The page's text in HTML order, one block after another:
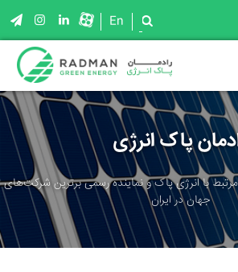
En
پاک انرژی
مرتبط با انرژی پاک و نماینده رسمی برترین شرکت‌های
جهان در ایران